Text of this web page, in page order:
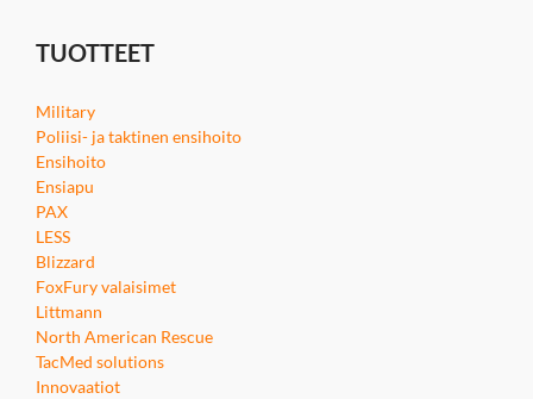
TUOTTEET
Military
Poliisi- ja taktinen ensihoito
Ensihoito
Ensiapu
PAX
LESS
Blizzard
FoxFury valaisimet
Littmann
North American Rescue
TacMed solutions
Innovaatiot